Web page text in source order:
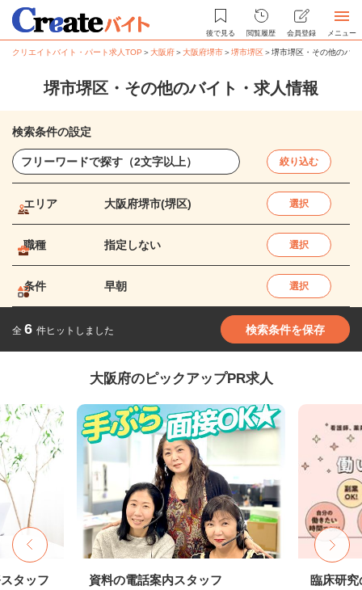
後で見る 閲覧履歴 会員登録 メニュー
クリエイトバイト・パート求人TOP ＞大阪府＞大阪府堺市＞堺市堺区＞堺市堺区・その他のバ
堺市堺区・その他のバイト・求人情報
検索条件の設定
絞り込む
エリア 大阪府堺市(堺区) 選択
職種 指定しない 選択
条件 早朝 選択
全 6 件ヒットしました 検索条件を保存
大阪府のピックアップPR求人
タッフ 資料の電話案内スタッフ
臨床研究